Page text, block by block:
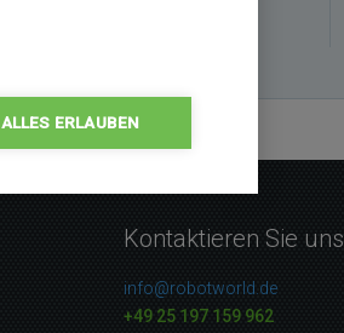
Kontaktieren Sie uns
info@robotworld.de
+49 25 197 159 962
ALLES ERLAUBEN